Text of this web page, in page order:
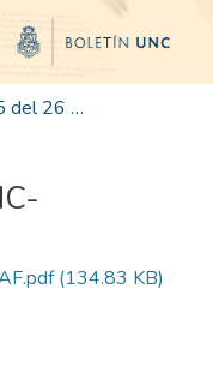
Edición 001/2025 del 26 de mayo de 2025
(134.83 KB)